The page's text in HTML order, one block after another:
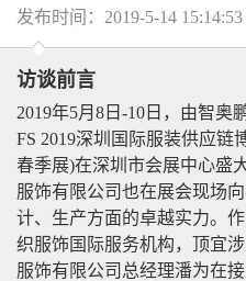
发布时间：2019-5-14 15:14:53
访谈前言
2019年5月8日-10日，由智奥
FS 2019深圳国际服装供应链
春季展)在深圳市会展中心盛
服饰有限公司也在展会现场
计、生产方面的卓越实力。
织服饰国际服务机构，顶宜
服饰有限公司总经理潘为在